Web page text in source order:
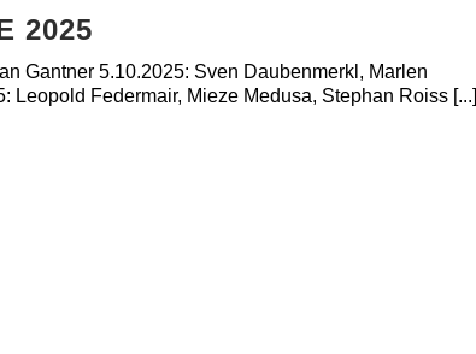
2025
Gantner 5.10.2025: Sven Daubenmerkl, Marlen
Federmair, Mieze Medusa, Stephan Roiss [...]